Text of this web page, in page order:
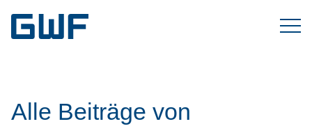
Alle Beiträge von